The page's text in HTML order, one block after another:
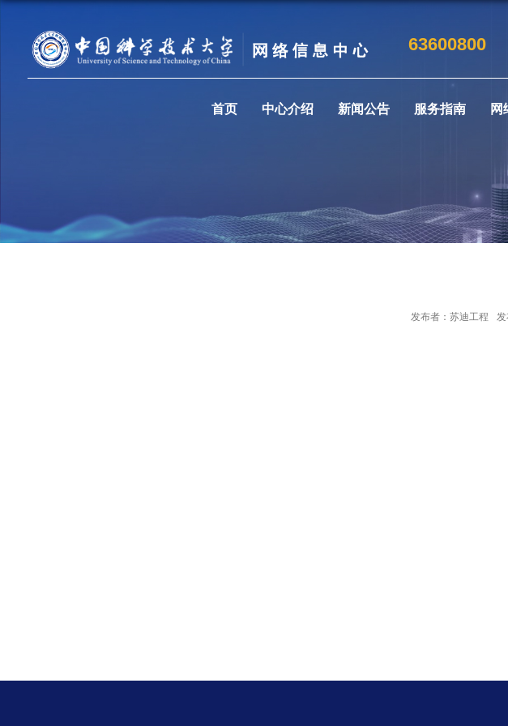
63600800
首页 中心介绍 新闻公告 服务指南 网
发布者：苏迪工程